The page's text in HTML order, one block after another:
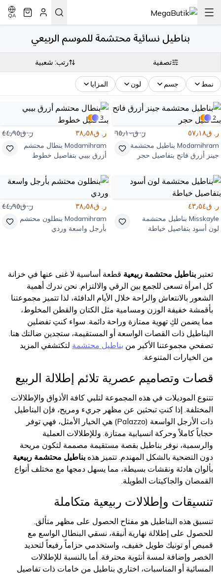
QA
بناطيل نسائية محتشمة للموسم الربيعي
تصفية رتب: شعبية
نمط جسم لون المزايا
2
ر. ق٥٧٫١٨ ر. ق٦٥٫١٠
Modamihram بناطيل محتشمة
جينز أزرق فاتح بتفاصيل حجر
3
ر. ق٣٨٫٥٨ ر. ق٤٤٫٩٥
Modamihram بنطال محتشم
أزرق بيبي بتفاصيل خطوط
ر. ق٤٣٫٥٤
Misskayle بناطيل محتشمة
لون أسود بتفاصيل خياطة
ر. ق٣٨٫٥٨ ر. ق٤٤٫٩٥
Modamihram بنطلون محتشم
بأرجل واسعة وردي
تعتبر بناطيل محتشمة ربيعية قطعة أساسية لا غنى عنها في خزانة
كل امرأة تسعى للجمع بين الرقي والالتزام. نحن ندرك أهمية
الشعور بالانتعاش والراحة خلال الأيام الدافئة، لذا تتميز مجموعتنا
بأقمشة خفيفة الوزن ومسامية مثل الكتان والقطن المخلوط،
مما يضمن لكِ تهوية ممتازة وراحة دائمة. سواء كنتِ تفضلين
البناطيل ذات القصات الواسعة أو المستقيمة، ستجدين ضالتك هنا.
تصفحي مجموعتنا الأكبر من بناطيل محتشمة لتكتشفي المزيد
من الخيارات المتنوعة.
قصات وتصاميم عصرية تلائم إطلالة الربيع
تتنوع الموديلات في هذه المجموعة لتلبي كافة الأذواق والإطلالات
المختلفة. إذا كنتِ تبحثين عن مظهر جريء ومريح، فإن البناطيل
ذات الأرجل الواسعة (Palazzo) هي الخيار الأمثل، فهي توفر
حجاباً كاملاً وحركة انسيابية ممتازة. وللإطلالات العملية
والرسمية، نوفر بناطيل بقصة مستقيمة مصممة لتكون مريحة
دون التضحية بالشكل المهندم. تتميز هذه بناطيل محتشمة ربيعية
بألوان هادئة ونقشات بسيطة، مما يسهل دمجها مع مختلف أنواع
القمصان والجاكيتات الطويلة.
تنسيقات وإطلالات ربيعية متكاملة
تنسيق هذه البناطيل هو مفتاح الحصول على مظهر متألق.
للحصول على إطلالة نهارية أنيقة، نسقي البنطال الواسع مع
قميص أو تونيك طويل خفيف، واستخدمي حزاماً رفيعاً لتحديد
الخصر وإضافة لمسة أنثوية محترفة. أما بالنسبة للإطلالات
المسائية أو المناسبات، اختاري بناطيل من خامات ذات تفاصيل